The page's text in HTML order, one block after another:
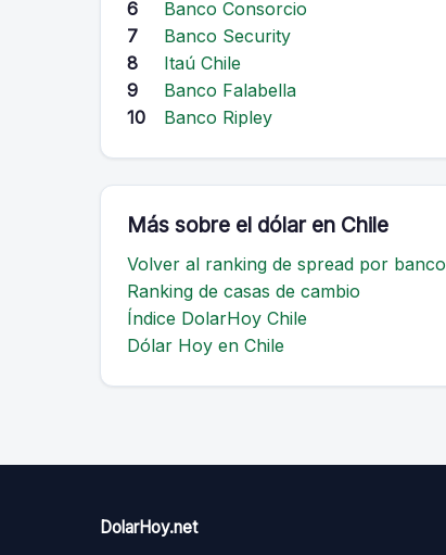
6
Banco Consorcio
7
Banco Security
8
Itaú Chile
9
Banco Falabella
10
Banco Ripley
Más sobre el dólar en Chile
Volver al ranking de spread por banco
Ranking de casas de cambio
Índice DolarHoy Chile
Dólar Hoy en Chile
DolarHoy.net